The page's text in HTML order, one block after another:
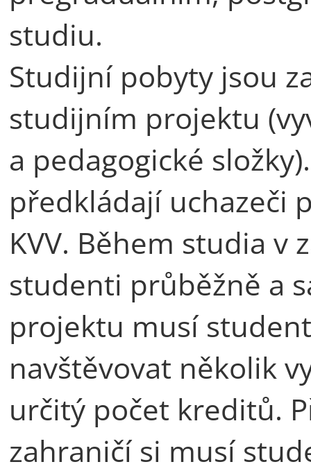
studiu.
Studijní pobyty jsou
studijním projektu
a pedagogické
předkládají uchazeči
KVV. Během studia v
studenti průběžně a
projektu musí
navštěvovat několik
určitý počet kreditů.
zahraničí si musí